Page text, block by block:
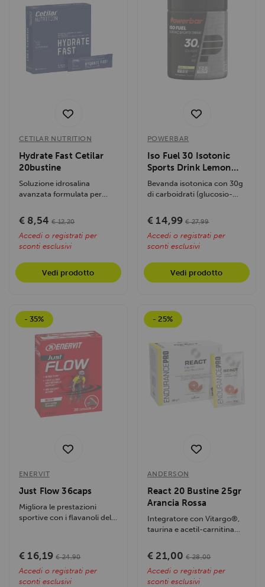
CETILAR NUTRITION
Hydrate Fast Cetilar
20bustine
Soluzione idrosalina
avanzata formulata per
l'equilibrio...
€ 8,54 € 12,20
Accedi o registrati per
sconti esclusivi
Vedi prodotto
POWERBAR
Iso Fuel 30 Isotonic
Sports Drink Lemon
608gr
Bevanda isotonica con 30g
di carboidrati (glucosio-
energia...
€ 14,99 € 27,99
Accedi o registrati per
sconti esclusivi
Vedi prodotto
- 35%
ENERVIT
Just Flow 36caps
Migliora le prestazioni
sportive con i flavanoli del
€ 16,19 € 24,90
Accedi o registrati per
sconti esclusivi
- 25%
ANDERSON
React 20 Bustine 25gr
Arancia Rossa
Integratore con Vitargo®,
taurina e acetil-carnitina
€ 21,00 € 28,00
Accedi o registrati per
sconti esclusivi